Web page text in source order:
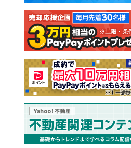
注文住宅 土
売却査定